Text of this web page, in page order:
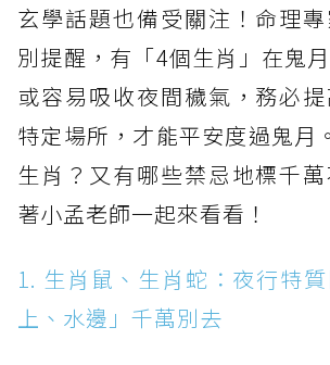
玄學話題也備受關注！命理
別提醒，有「4個生肖」在鬼
或容易吸收夜間穢氣，務必
特定場所，才能平安度過鬼月
生肖？又有哪些禁忌地標千
著小孟老師一起來看看！
1. 生肖鼠、生肖蛇：夜行特
上、水邊」千萬別去